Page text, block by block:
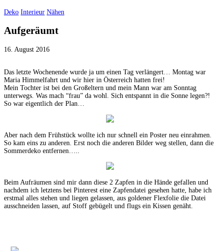
Deko Interieur Nähen
Aufgeräumt
16. August 2016
Das letzte Wochenende wurde ja um einen Tag verlängert… Montag war
Maria Himmelfahrt und wir hier in Österreich hatten frei!
Mein Tochter ist bei den Großeltern und mein Mann war am Sonntag
unterwegs. Was mach “frau” da wohl. Sich entspannt in die Sonne legen?!
So war eigentlich der Plan…
Aber nach dem Frühstück wollte ich nur schnell ein Poster neu einrahmen.
So kam eins zu anderen. Erst noch die anderen Bilder weg stellen, dann die
Sommerdeko entfernen…..
Beim Aufräumen sind mir dann diese 2 Zapfen in die Hände gefallen und
nachdem ich letztens bei Pinterest eine Zapfendatei gesehen hatte, habe ich
erstmal alles stehen und liegen gelassen, aus goldener Flexfolie die Datei
ausschneiden lassen, auf Stoff gebügelt und flugs ein Kissen genäht.